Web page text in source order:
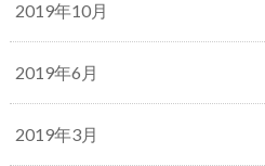
2019年10月
2019年6月
2019年3月